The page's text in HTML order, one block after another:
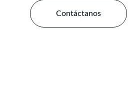
Contáctanos